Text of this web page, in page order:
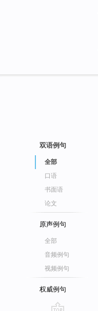
双语例句
全部
口语
书面语
论文
原声例句
全部
音频例句
视频例句
权威例句